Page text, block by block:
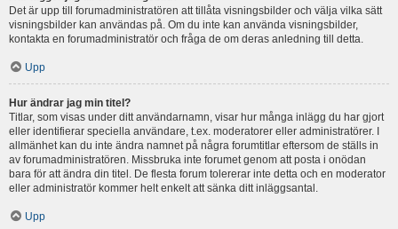
Det är upp till forumadministratören att tillåta visningsbilder och välja vilka sätt
visningsbilder kan användas på. Om du inte kan använda visningsbilder,
kontakta en forumadministratör och fråga de om deras anledning till detta.
Upp
Hur ändrar jag min titel?
Titlar, som visas under ditt användarnamn, visar hur många inlägg du har gjort
eller identifierar speciella användare, t.ex. moderatorer eller administratörer. I
allmänhet kan du inte ändra namnet på några forumtitlar eftersom de ställs in
av forumadministratören. Missbruka inte forumet genom att posta i onödan
bara för att ändra din titel. De flesta forum tolererar inte detta och en moderator
eller administratör kommer helt enkelt att sänka ditt inläggsantal.
Upp